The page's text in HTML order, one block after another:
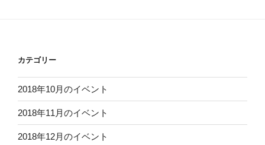
カテゴリー
2018年10月のイベント
2018年11月のイベント
2018年12月のイベント